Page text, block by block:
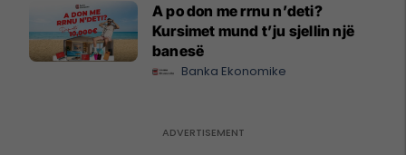
A po don me rrnu n’deti?
Kursimet mund t’ju sjellin një
banesë
Banka Ekonomike